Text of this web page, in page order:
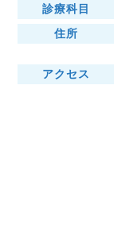
診療科目
住所
アクセス